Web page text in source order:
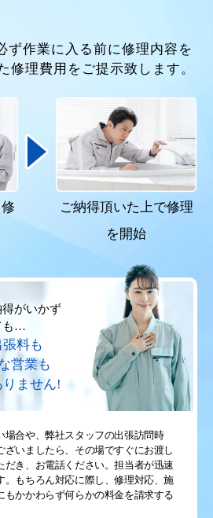
ず作業に入る前に修理内容を
修理費用をご提示致します。
修
ご納得頂いた上で修理
を開始
得がいかず
も…
料も
営業も
ません!
場合や、弊社スタッフの出張訪問時
ざいましたら、その場ですぐにお渡し
だき、お電話ください。担当者が迅速
。もちろん対応に際し、修理対応、施
もかかわらず何らかの料金を請求する